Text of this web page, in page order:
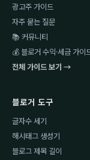
광고주 가이드
자주 묻는 질문
📚 커뮤니티
💰 블로거 수익·세금 가이
전체 가이드 보기 →
블로거 도구
글자수 세기
해시태그 생성기
블로그 제목 길이